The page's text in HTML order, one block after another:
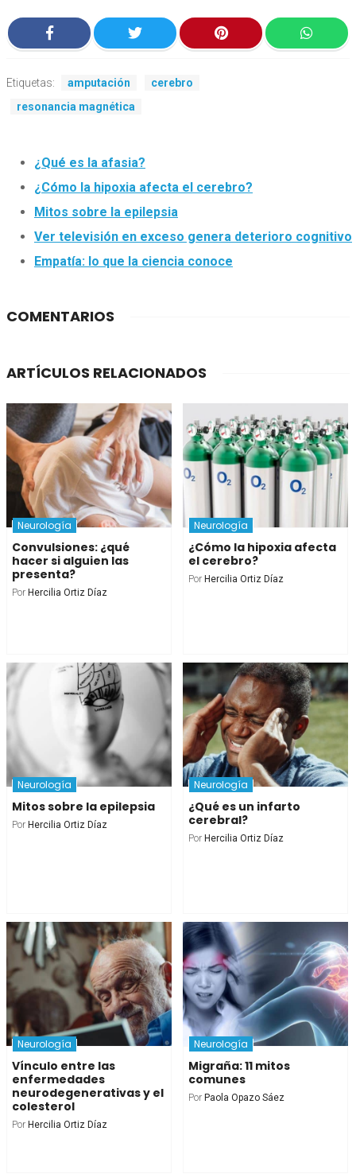
Etiquetas: amputación
cerebro
resonancia magnética
¿Qué es la afasia?
¿Cómo la hipoxia afecta el cerebro?
Mitos sobre la epilepsia
Ver televisión en exceso genera deterioro cognitivo
Empatía: lo que la ciencia conoce
COMENTARIOS
ARTÍCULOS RELACIONADOS
Neurología
Convulsiones: ¿qué
hacer si alguien las
presenta?
Por Hercilia Ortiz Díaz
Neurología
¿Cómo la hipoxia afecta
el cerebro?
Por Hercilia Ortiz Díaz
Neurología
Mitos sobre la epilepsia
Por Hercilia Ortiz Díaz
Neurología
¿Qué es un infarto
cerebral?
Por Hercilia Ortiz Díaz
Neurología
Vínculo entre las
enfermedades
neurodegenerativas y el
colesterol
Por Hercilia Ortiz Díaz
Neurología
Migraña: 11 mitos
comunes
Por Paola Opazo Sáez